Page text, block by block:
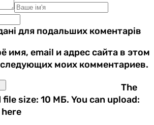
для подальших коментарів
имя, email и адрес сайта в этом
моих комментариев.
The
file size: 10 МБ. You can upload: